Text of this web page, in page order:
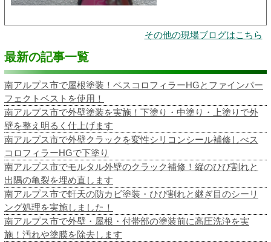
その他の現場ブログはこちら
最新の記事一覧
南アルプス市で屋根塗装！ベスコロフィラーHGとファインパー
フェクトベストを使用！
南アルプス市で外壁塗装を実施！下塗り・中塗り・上塗りで外
壁を整え明るく仕上げます
南アルプス市で外壁クラックを変性シリコンシール補修しべス
コロフィラーHGで下塗り
南アルプス市でモルタル外壁のクラック補修！縦のひび割れと
出隅の亀裂を埋め直します
南アルプス市で軒天の防カビ塗装・ひび割れと継ぎ目のシーリ
ング処理を実施しました！
南アルプス市で外壁・屋根・付帯部の塗装前に高圧洗浄を実
施！汚れや塗膜を除去します